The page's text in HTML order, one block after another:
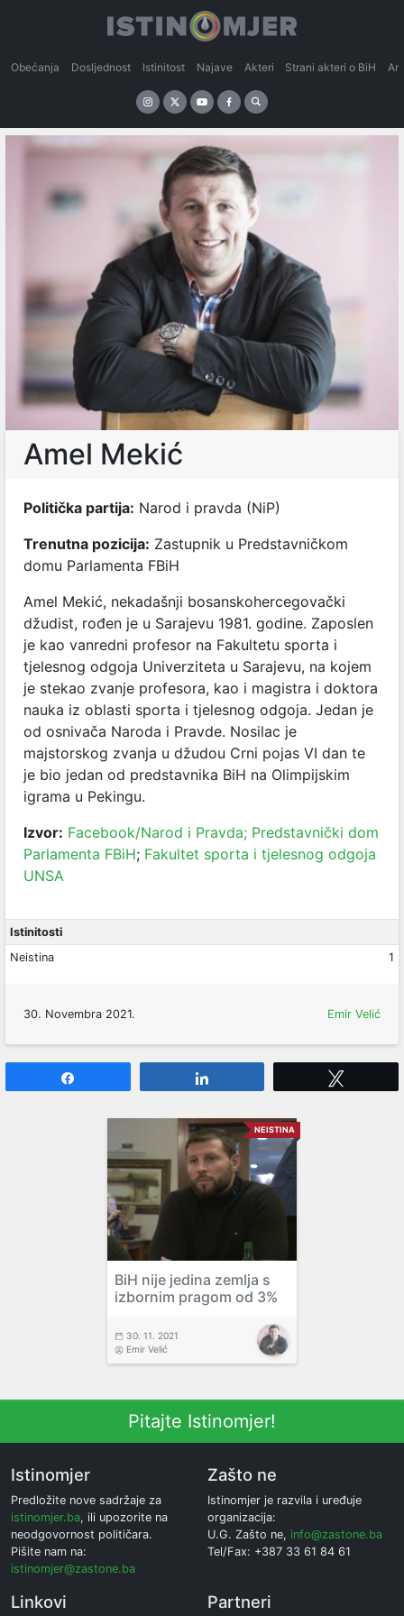
Obećanja Dosljednost Istinitost Najave Akteri Strani akteri o BiH
Amel Mekić
Politička partija: Narod i pravda (NiP)
Trenutna pozicija: Zastupnik u Predstavničkom
domu Parlamenta FBiH
Amel Mekić, nekadašnji bosanskohercegovački
džudist, rođen je u Sarajevu 1981. godine. Zaposlen
je kao vanredni profesor na Fakultetu sporta i
tjelesnog odgoja Univerziteta u Sarajevu, na kojem
je stekao zvanje profesora, kao i magistra i doktora
nauka iz oblasti sporta i tjelesnog odgoja. Jedan je
od osnivača Naroda i Pravde. Nosilac je
majstorskog zvanja u džudou Crni pojas VI dan te
je bio jedan od predstavnika BiH na Olimpijskim
igrama u Pekingu.
Izvor: Facebook/Narod i Pravda; Predstavnički dom
Parlamenta FBiH; Fakultet sporta i tjelesnog odgoja
UNSA
Istinitosti
Neistina
1
30. Novembra 2021. Emir Velić
NEISTINA
BiH nije jedina zemlja s
izbornim pragom od 3%
30. 11. 2021
Emir Velić
Pitajte Istinomjer!
Istinomjer
Predložite nove sadržaje za
istinomjer.ba, ili upozorite na
neodgovornost političara.
Pišite nam na:
istinomjer@zastone.ba
Zašto ne
Istinomjer je razvila i uređuje
organizacija:
U.G. Zašto ne, info@zastone.ba
Tel/Fax: +387 33 61 84 61
Linkovi Partneri